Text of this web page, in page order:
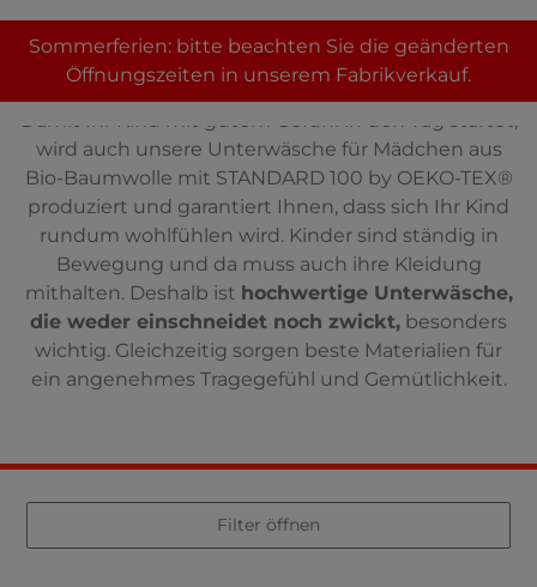
Sommerferien: bitte beachten Sie die geänderten
Öffnungszeiten in unserem Fabrikverkauf.
HERMKO: UNTERWÄSCHE
FÜR MÄDCHEN
Damit Ihr Kind mit gutem Gefühl in den Tag startet,
wird auch unsere Unterwäsche für Mädchen aus
Bio-Baumwolle mit STANDARD 100 by OEKO-TEX®
produziert und garantiert Ihnen, dass sich Ihr Kind
rundum wohlfühlen wird. Kinder sind ständig in
Bewegung und da muss auch ihre Kleidung
mithalten. Deshalb ist hochwertige Unterwäsche,
die weder einschneidet noch zwickt, besonders
wichtig. Gleichzeitig sorgen beste Materialien für
ein angenehmes Tragegefühl und Gemütlichkeit.
Filter öffnen